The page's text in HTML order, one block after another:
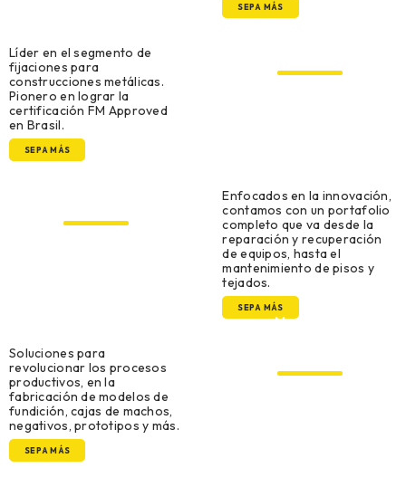
SEPA MÁS
Líder en el segmento de
fijaciones para
construcciones metálicas.
Pionero en lograr la
certificación FM Approved
en Brasil.
SEPA MÁS
Enfocados en la innovación,
contamos con un portafolio
completo que va desde la
reparación y recuperación
de equipos, hasta el
mantenimiento de pisos y
tejados.
SEPA MÁS
Modelado,
Soluciones para
revolucionar los procesos
productivos, en la
fabricación de modelos de
fundición, cajas de machos,
negativos, prototipos y más.
SEPA MÁS